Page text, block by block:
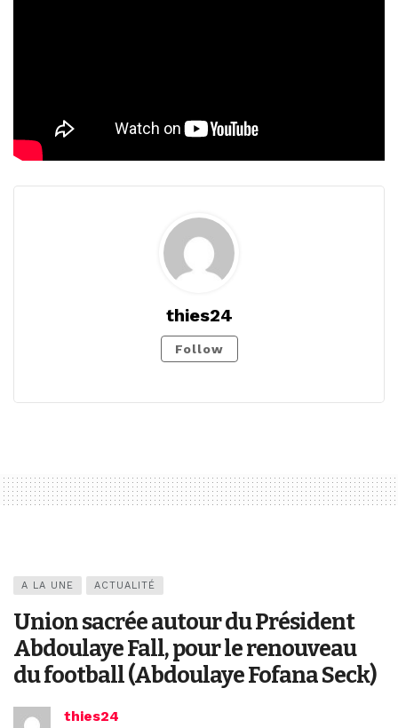
thies24
Follow
A LA UNE ACTUALITÉ
Union sacrée autour du Président
Abdoulaye Fall, pour le renouveau
du football (Abdoulaye Fofana Seck)
thies24